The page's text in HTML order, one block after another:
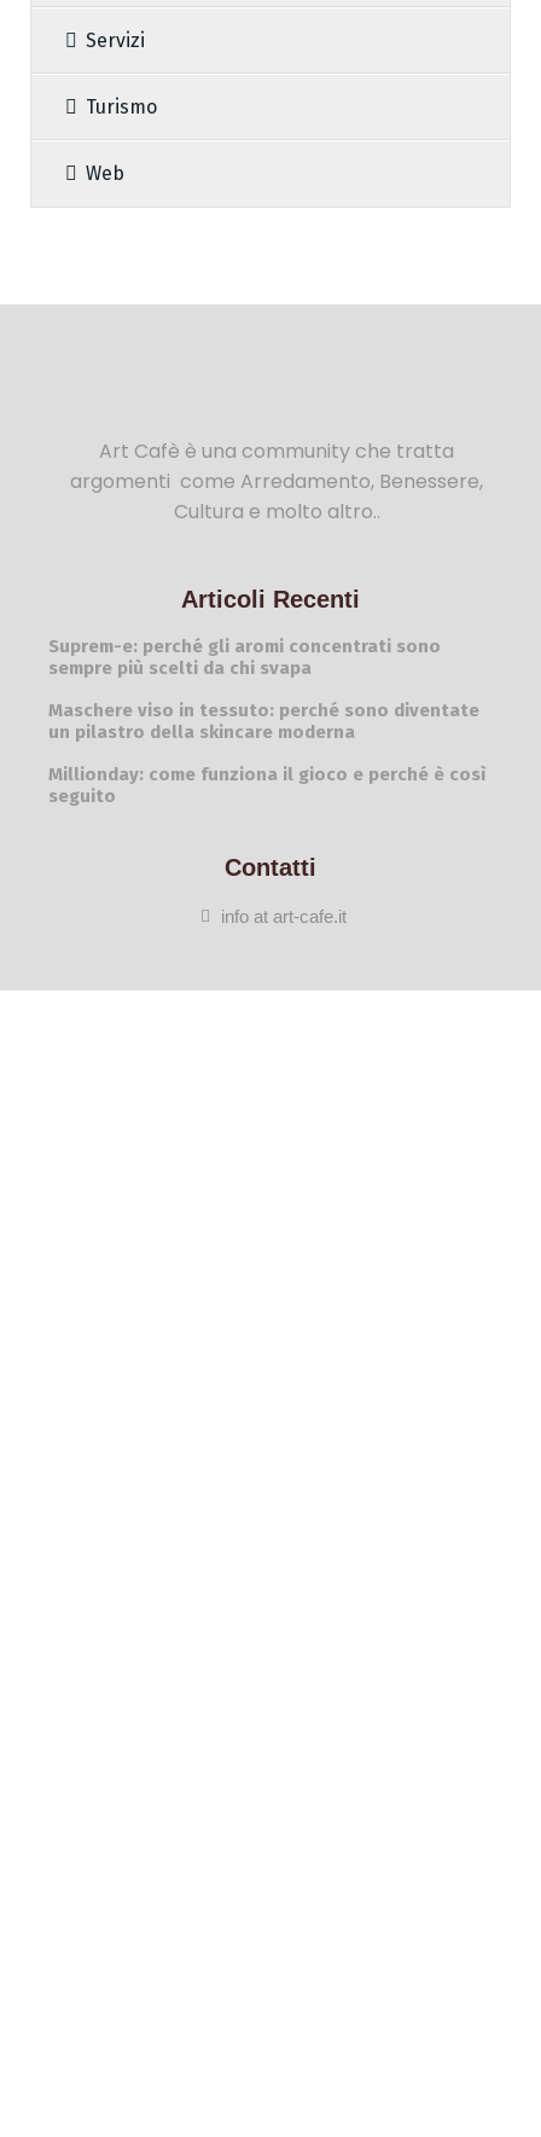
Servizi
Turismo
Web
Art Cafè è una community che tratta
argomenti come Arredamento, Benessere,
Cultura e molto altro..
Articoli Recenti
Suprem-e: perché gli aromi concentrati sono
sempre più scelti da chi svapa
Maschere viso in tessuto: perché sono diventate
un pilastro della skincare moderna
Millionday: come funziona il gioco e perché è così
seguito
Contatti
info at art-cafe.it